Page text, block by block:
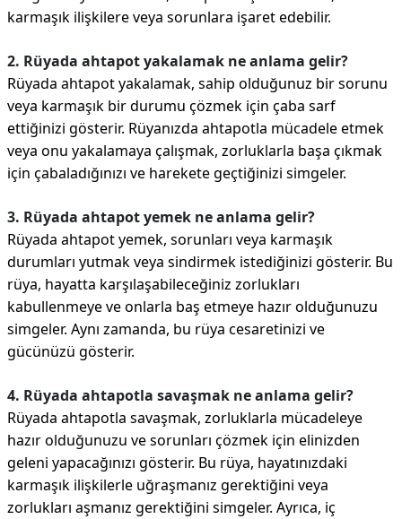
karmaşık ilişkilere veya sorunlara işaret edebilir.
2. Rüyada ahtapot yakalamak ne anlama gelir?
Rüyada ahtapot yakalamak, sahip olduğunuz bir sorunu
veya karmaşık bir durumu çözmek için çaba sarf
ettiğinizi gösterir. Rüyanızda ahtapotla mücadele etmek
veya onu yakalamaya çalışmak, zorluklarla başa çıkmak
için çabaladığınızı ve harekete geçtiğinizi simgeler.
3. Rüyada ahtapot yemek ne anlama gelir?
Rüyada ahtapot yemek, sorunları veya karmaşık
durumları yutmak veya sindirmek istediğinizi gösterir. Bu
rüya, hayatta karşılaşabileceğiniz zorlukları
kabullenmeye ve onlarla baş etmeye hazır olduğunuzu
simgeler. Aynı zamanda, bu rüya cesaretinizi ve
gücünüzü gösterir.
4. Rüyada ahtapotla savaşmak ne anlama gelir?
Rüyada ahtapotla savaşmak, zorluklarla mücadeleye
hazır olduğunuzu ve sorunları çözmek için elinizden
geleni yapacağınızı gösterir. Bu rüya, hayatınızdaki
karmaşık ilişkilerle uğraşmanız gerektiğini veya
zorlukları aşmanız gerektiğini simgeler. Ayrıca, iç